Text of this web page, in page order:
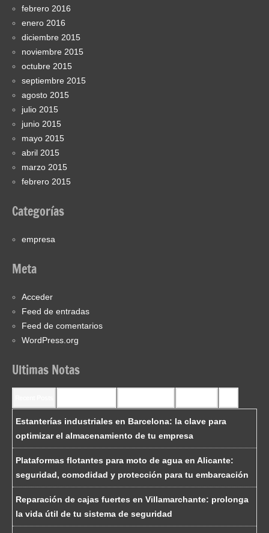
febrero 2016
enero 2016
diciembre 2015
noviembre 2015
octubre 2015
septiembre 2015
agosto 2015
julio 2015
junio 2015
mayo 2015
abril 2015
marzo 2015
febrero 2015
Categorías
empresa
Meta
Acceder
Feed de entradas
Feed de comentarios
WordPress.org
Ultimas Notas
Estanterías industriales en Barcelona: la clave para
optimizar el almacenamiento de tu empresa
Plataformas flotantes para moto de agua en Alicante:
seguridad, comodidad y protección para tu embarcación
Reparación de cajas fuertes en Villamarchante: prolonga
la vida útil de tu sistema de seguridad